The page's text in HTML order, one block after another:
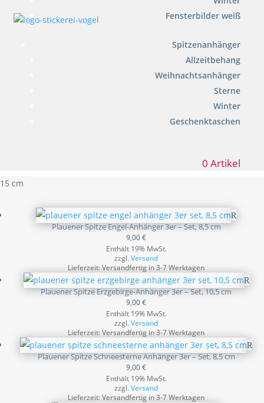
Fensterbilder weiß
Spitzenanhänger
Allzeitbehang
Weihnachtsanhänger
Sterne
Winter
Geschenktaschen
0 Artikel
15 cm
Plauener Spitze Engel-Anhänger 3er – Set, 8,5 cm
9,00€
Enthält 19% MwSt.
zzgl.Versand
Lieferzeit: Versandfertig in 3-7 Werktagen
Plauener Spitze Erzgebirge-Anhänger 3er – Set, 10,5 cm
9,00€
Enthält 19% MwSt.
zzgl.Versand
Lieferzeit: Versandfertig in 3-7 Werktagen
Plauener Spitze Schneesterne Anhänger 3er – Set, 8,5 cm
9,00€
Enthält 19% MwSt.
zzgl.Versand
Lieferzeit: Versandfertig in 3-7 Werktagen